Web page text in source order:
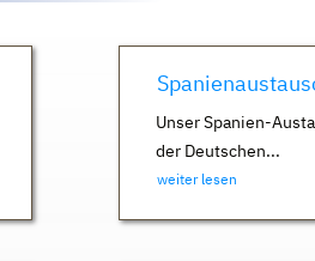
Unser Spanien-
der Deutschen...
weiter lesen